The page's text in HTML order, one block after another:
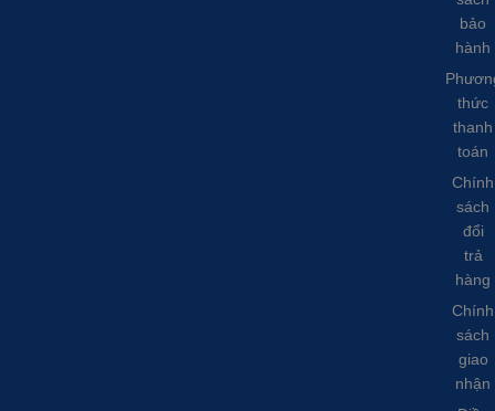
bảo
hành
thức
thanh
toán
Chính
sách
đổi
trả
hàng
Chính
sách
giao
nhận